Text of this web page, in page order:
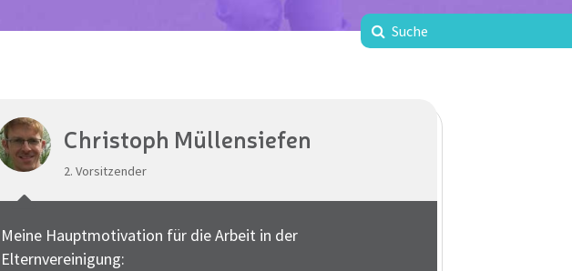
Christoph Müllensiefen
2. Vorsitzender
Meine Hauptmotivation für die Arbeit in der
Elternvereinigung: